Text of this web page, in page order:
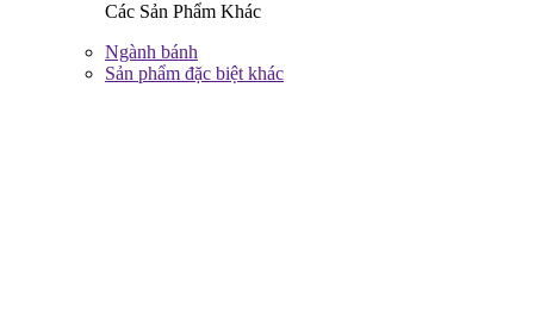
Các Sản Phẩm Khác
Ngành bánh
Sản phẩm đặc biệt khác